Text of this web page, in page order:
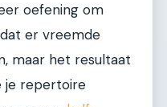
oefening om
er vreemde
maar het resultaat
je repertoire